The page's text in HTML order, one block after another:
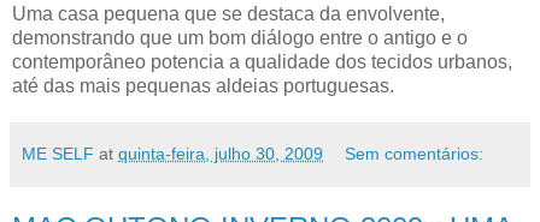
Uma casa pequena que se destaca da envolvente,
demonstrando que um bom diálogo entre o antigo e o
contemporâneo potencia a qualidade dos tecidos urbanos,
até das mais pequenas aldeias portuguesas.
ME SELF at quinta-feira, julho 30, 2009 Sem comentários: